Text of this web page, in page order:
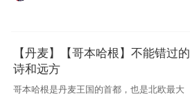
【丹麦】【哥本哈根】不能错过的
诗和远方
哥本哈根是丹麦王国的首都，也是北欧最大